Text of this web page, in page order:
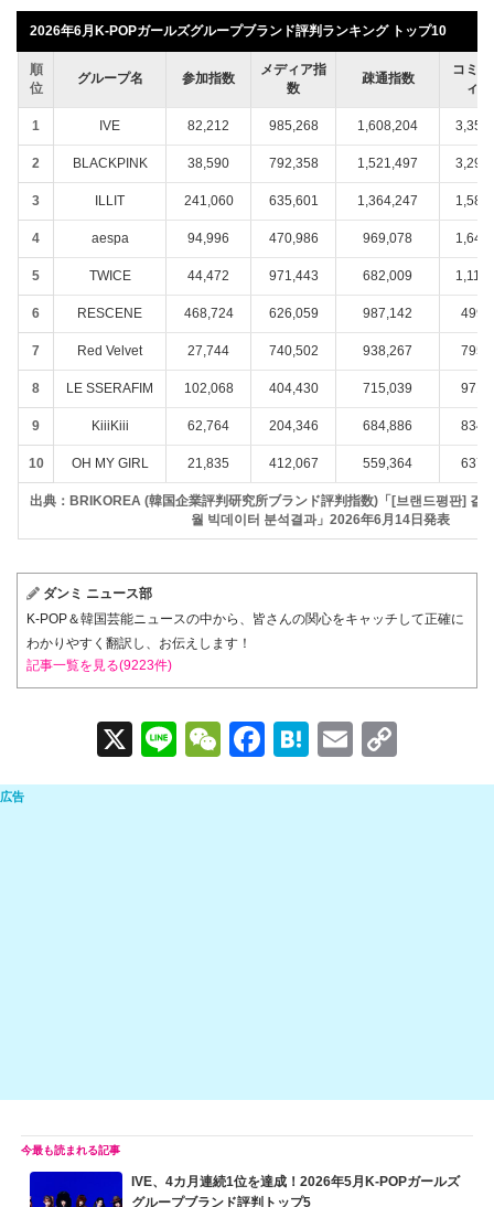
2026年6月K-POPガールズグループブランド評判ランキング トップ10
順
位
グループ名 参加指数
メディア指
数
疎通指数
コミ
ィ
1 IVE 82,212 985,268 1,608,204
2 BLACKPINK 38,590 792,358 1,521,497
3 ILLIT 241,060 635,601 1,364,247
4 aespa 94,996 470,986 969,078
5 TWICE 44,472 971,443 682,009
6 RESCENE 468,724 626,059 987,142
7 Red Velvet 27,744 740,502 938,267
8 LE SSERAFIM 102,068 404,430 715,039
9 KiiiKiii 62,764 204,346 684,886
10 OH MY GIRL 21,835 412,067 559,364
出典：BRIKOREA (韓国企業評判研究所ブランド評判指数)「[브랜드평판] 걸
월 빅데이터 분석결과」2026年6月14日発表
ダンミ ニュース部
K-POP＆韓国芸能ニュースの中から、皆さんの関心をキャッチして正確に
わかりやすく翻訳し、お伝えします！
記事一覧を見る(9223件)
X
Li
n
W
e
F
a
H
at
E
m o
IVE、4カ月連続1位を達成！2026年5月K-POPガールズ
グループブランド評判トップ5